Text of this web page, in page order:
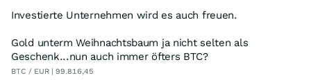
Investierte Unternehmen wird es auch freuen.
Gold unterm Weihnachtsbaum ja nicht selten als
Geschenk...nun auch immer öfters BTC?
BTC / EUR | 99.816,45